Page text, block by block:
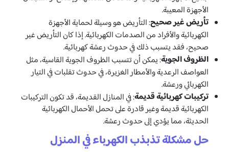
الأجهزة المعيبة.
تأريض غير صحيح: التأريض هو وسيلة لحماية الأجهزة
الكهربائية والأفراد من الصدمات الكهربائية. إذا كان التأريض غير
صحيح، فقد يتسبب ذلك في حدوث رعشة كهربائية.
الظروف الجوية: يمكن أن تتسبب الظروف الجوية القاسية، مثل
العواصف الرعدية والأمطار الغزيرة، في حدوث تقلبات في التيار
الكهربائي ورعشة.
تركيبات كهربائية قديمة: في المنازل القديمة، قد تكون التركيبات
الكهربائية قديمة وغير قادرة على تحمل الأحمال الكهربائية
الحديثة، مما يؤدي إلى حدوث رعشة.
حل مشكلة تذبذب الكهرباء في المنزل